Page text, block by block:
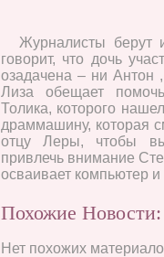
Журналисты берут
говорит, что дочь
озадачена – ни Антон
Лиза обещает
Толика, которого
драммашину, которая
отцу Леры, чтобы
привлечь внимание
осваивает компьютер
Похожие Новости:
Нет похожих